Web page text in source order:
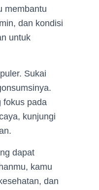
membantu
dan kondisi
untuk
Sukai
fokus pada
kunjungi
dapat
kamu
dan